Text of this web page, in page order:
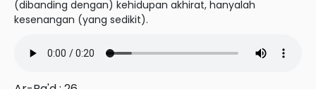
(dibanding dengan) kehidupan akhirat, hanyalah
kesenangan (yang sedikit).